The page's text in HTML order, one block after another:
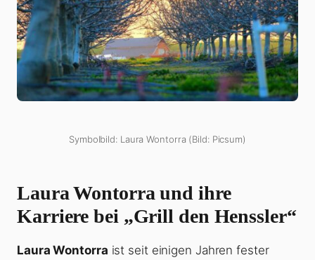
Symbolbild: Laura Wontorra (Bild: Picsum)
Laura Wontorra und ihre
Karriere bei „Grill den Henssler“
Laura Wontorra ist seit einigen Jahren fester